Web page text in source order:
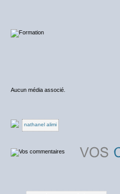
Aucun média associé.
nathanel alimi